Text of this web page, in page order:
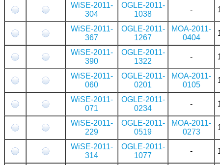
WiSE-2011-
304
OGLE-2011-
1038
-
WiSE-2011-
367
OGLE-2011-
1267
MOA-2011-
0404
WiSE-2011-
390
OGLE-2011-
1322
-
WiSE-2011-
060
OGLE-2011-
0201
MOA-2011-
0105
WiSE-2011-
071
OGLE-2011-
0234
-
WiSE-2011-
229
OGLE-2011-
0519
MOA-2011-
0273
WiSE-2011-
314
OGLE-2011-
1077
-